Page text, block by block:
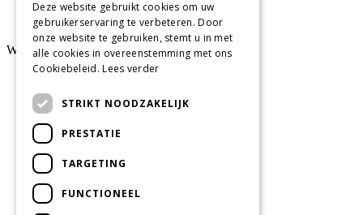
Privacy-
Verkoopsvoorwaarden
Website byKMOSites
Deze website gebruikt cookies om uw
gebruikerservaring te verbeteren. Door
onze website te gebruiken, stemt u in met
alle cookies in overeenstemming met ons
Cookiebeleid.Lees verder
STRIKT NOODZAKELIJK
PRESTATIE
TARGETING
FUNCTIONEEL